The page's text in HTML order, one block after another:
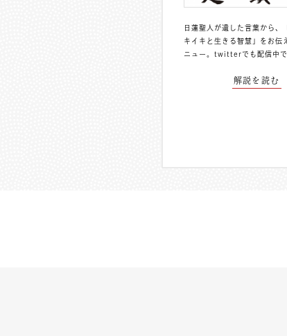
日蓮聖人が遺した言葉から、
キイキと生きる智慧」をお伝
ニュー。 twitterでも配信中
解説を読む